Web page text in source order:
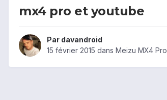
mx4 pro et youtube
Par davandroid
15 février 2015 dans Meizu MX4 Pro